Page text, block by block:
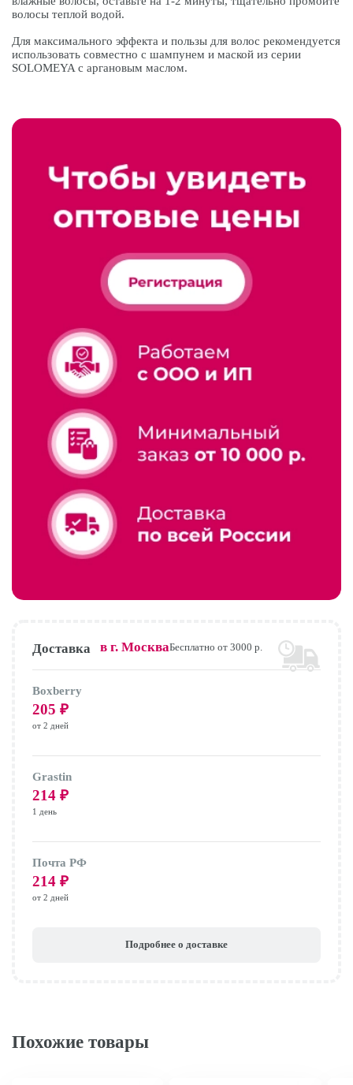
волосы теплой водой.
Для максимального эффекта и пользы для волос рекомендуется
использовать совместно с шампунем и маской из серии
SOLOMEYA с аргановым маслом.
Доставка в г. МоскваБесплатно от 3000 р.
Boxberry
205 ₽
от 2 дней
Grastin
214 ₽
1 день
Почта РФ
214 ₽
от 2 дней
Подробнее о доставке
Похожие товары